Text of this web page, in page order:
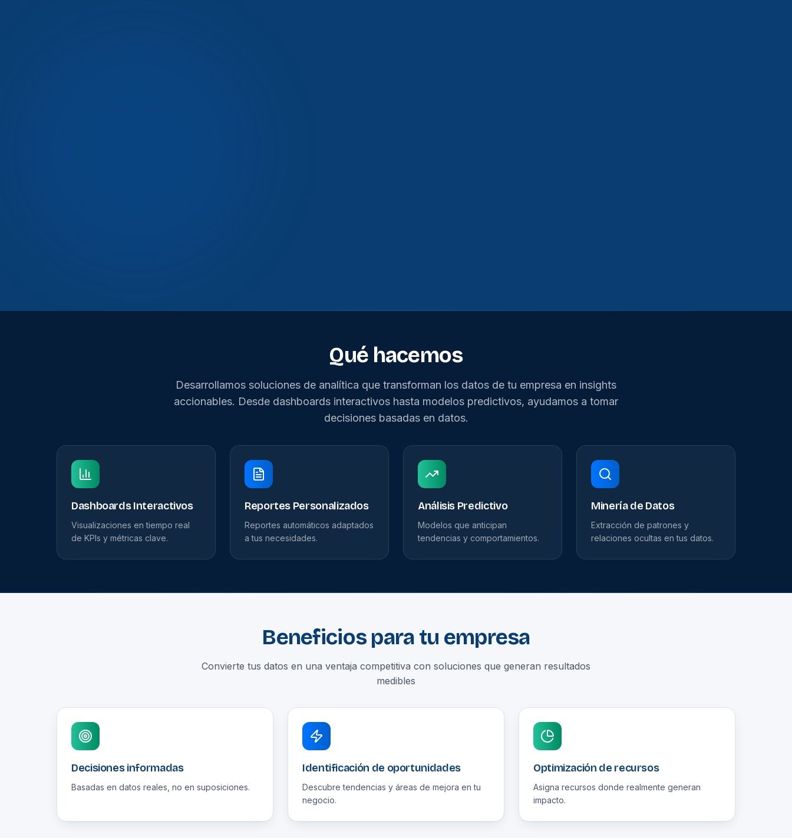
Qué hacemos
Desarrollamos soluciones de analítica que transforman los datos de tu empresa en insights
accionables. Desde dashboards interactivos hasta modelos predictivos, ayudamos a tomar
decisiones basadas en datos.
Dashboards Interactivos
Visualizaciones en tiempo real
de KPIs y métricas clave.
Reportes Personalizados
Reportes automáticos adaptados
a tus necesidades.
Análisis Predictivo
Modelos que anticipan
tendencias y comportamientos.
Minería de Datos
Extracción de patrones y
relaciones ocultas en tus datos.
Beneficios para tu empresa
Convierte tus datos en una ventaja competitiva con soluciones que generan resultados
medibles
Decisiones informadas
Basadas en datos reales, no en suposiciones.
Identificación de oportunidades
Descubre tendencias y áreas de mejora en tu
negocio.
Optimización de recursos
Asigna recursos donde realmente generan
impacto.